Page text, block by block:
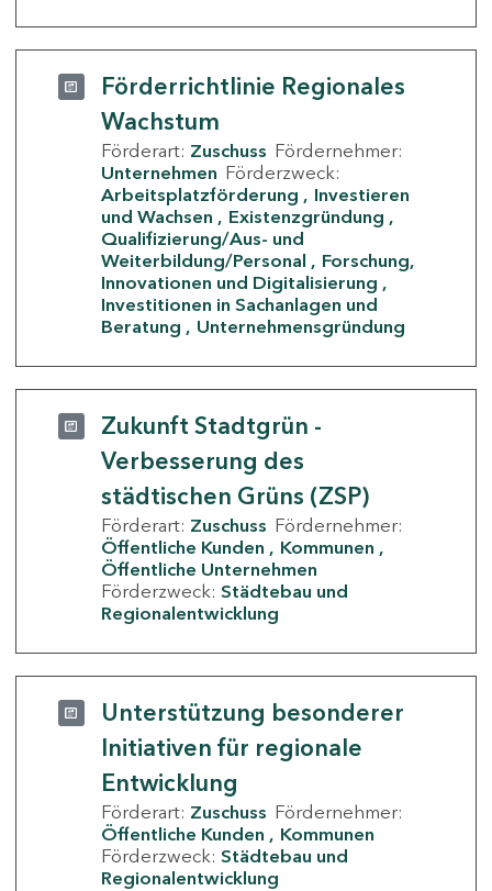
Förderrichtlinie Regionales
Wachstum
Förderart: Zuschuss Fördernehmer:
Unternehmen Förderzweck:
Arbeitsplatzförderung
Investieren
und Wachsen
Existenzgründung
Qualifizierung/Aus- und
Weiterbildung/Personal
Forschung,
Innovationen und Digitalisierung
Investitionen in Sachanlagen und
Beratung
Unternehmensgründung
Zukunft Stadtgrün -
Verbesserung des
städtischen Grüns (ZSP)
Förderart: Zuschuss Fördernehmer:
Öffentliche Kunden
Kommunen
Öffentliche Unternehmen
Förderzweck: Städtebau und
Regionalentwicklung
Unterstützung besonderer
Initiativen für regionale
Entwicklung
Förderart: Zuschuss Fördernehmer:
Öffentliche Kunden
Kommunen
Förderzweck: Städtebau und
Regionalentwicklung